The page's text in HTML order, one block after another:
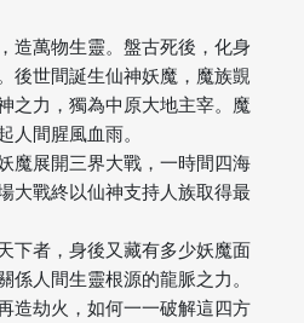
造萬物生靈。盤古死後，化身
後世間誕生仙神妖魔，魔族覬
之力，獨為中原大地主宰。魔
人間腥風血雨。
魔展開三界大戰，一時間四海
大戰終以仙神支持人族取得最
下者，身後又藏有多少妖魔面
人間生靈根源的龍脈之力。
造劫火，如何一一破解這四方